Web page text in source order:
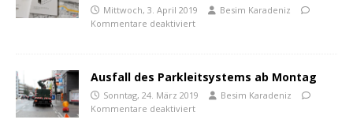
Mittwoch, 3. April 2019
Besim Karadeniz
Kommentare deaktiviert
Ausfall des Parkleitsystems ab Montag
Sonntag, 24. März 2019
Besim Karadeniz
Kommentare deaktiviert